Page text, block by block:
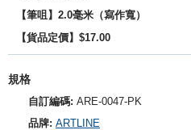
【筆咀】 2.0毫米（寫作寬）
【貨品定價】$17.00
規格
自訂編碼: ARE-0047-PK
品牌: ARTLINE